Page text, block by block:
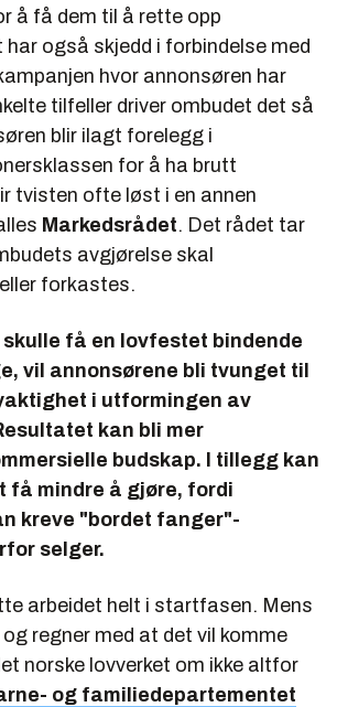
å få dem til å rette opp
også skjedd i forbindelse med
hvor annonsøren har
tilfeller driver ombudet det så
blir ilagt forelegg i
for å ha brutt
tvisten ofte løst i en annen
Markedsrådet. Det rådet tar
avgjørelse skal
forkastes.
skulle få en lovfestet bindende
vil annonsørene bli tvunget til
i utformingen av
kan bli mer
budskap. I tillegg kan
få mindre å gjøre, fordi
kreve "bordet fanger"-
selger.
arbeidet helt i startfasen. Mens
regner med at det vil komme
norske lovverket om ikke altfor
og familiedepartementet